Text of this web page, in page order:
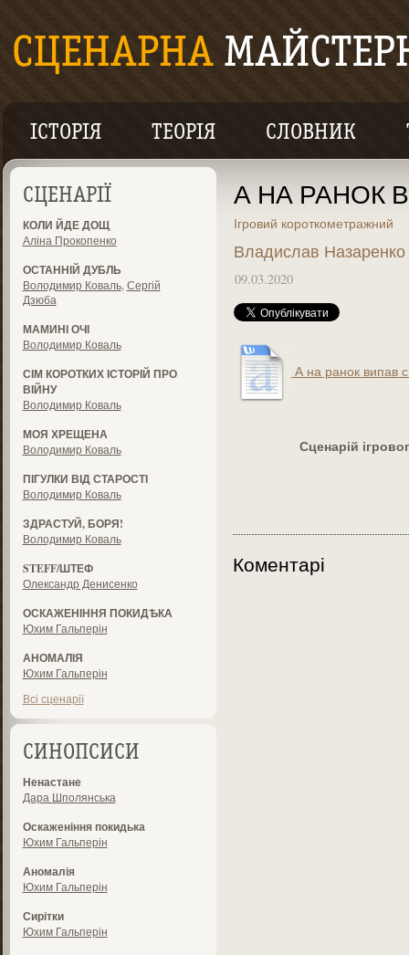
ІСТОРІЯ ТЕОРІЯ СЛОВНИК
СЦЕНАРІЇ
КОЛИ ЙДЕ ДОЩ
Аліна Прокопенко
ОСТАННІЙ ДУБЛЬ
Володимир Коваль, Сергій
Дзюба
МАМИНІ ОЧІ
Володимир Коваль
СІМ КОРОТКИХ ІСТОРІЙ ПРО
ВІЙНУ
Володимир Коваль
МОЯ ХРЕЩЕНА
Володимир Коваль
ПІГУЛКИ ВІД СТАРОСТІ
Володимир Коваль
ЗДРАСТУЙ, БОРЯ!
Володимир Коваль
STEFF/ШТЕФ
Олександр Денисенко
ОСКАЖЕНІННЯ ПОКИДѢКА
Юхим Гальперін
АНОМАЛІЯ
Юхим Гальперін
Всі сценарії
СИНОПСИСИ
Ненастане
Дара Шполянська
Оскаженіння покидька
Юхим Гальперін
Аномалія
Юхим Гальперін
Сирітки
Юхим Гальперін
А НА РАНОК
Ігровий короткометражний
Владислав Назаренко
09.03.2020
А на ранок випав
Сценарій
Коментарі